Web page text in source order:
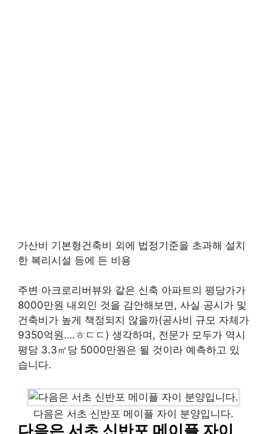
가산비 기본형건축비 외에 법정기준을 초과해 설치
한 복리시설 등에 든 비용
주변 아크로리버뷰와 같은 신축 아파트의 평당가가
8000만원 내외인 것을 감안해보면, 사실 공시가 및
건축비가 높게 책정되지 않을까(공사비 규모 자체가
9350억원….ㅎㄷㄷ) 생각하며, 전문가 모두가 역시
평당 3.3㎡당 5000만원은 될 것이라 예측하고 있
습니다.
다음은 서초 신반포 메이플 자이 분양입니다.
다음은 서초 신반포 메이플 자이